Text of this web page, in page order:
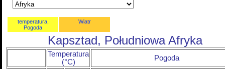
temperatura,
Pogoda
Wiatr
Kapsztad, Południowa Afryka
Temperatura
(°C)
Pogoda